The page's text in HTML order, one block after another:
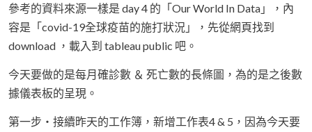
參考的資料來源一樣是 day 4 的「Our World In Data」，內
容是「covid-19全球疫苗的施打狀況」，先從網頁找到
download ，載入到 tableau public 吧。
今天要做的是每月確診數 ＆ 死亡數的長條圖，為的是之後數
據儀表板的呈現。
第一步・接續昨天的工作簿，新增工作表4 & 5，因為今天要